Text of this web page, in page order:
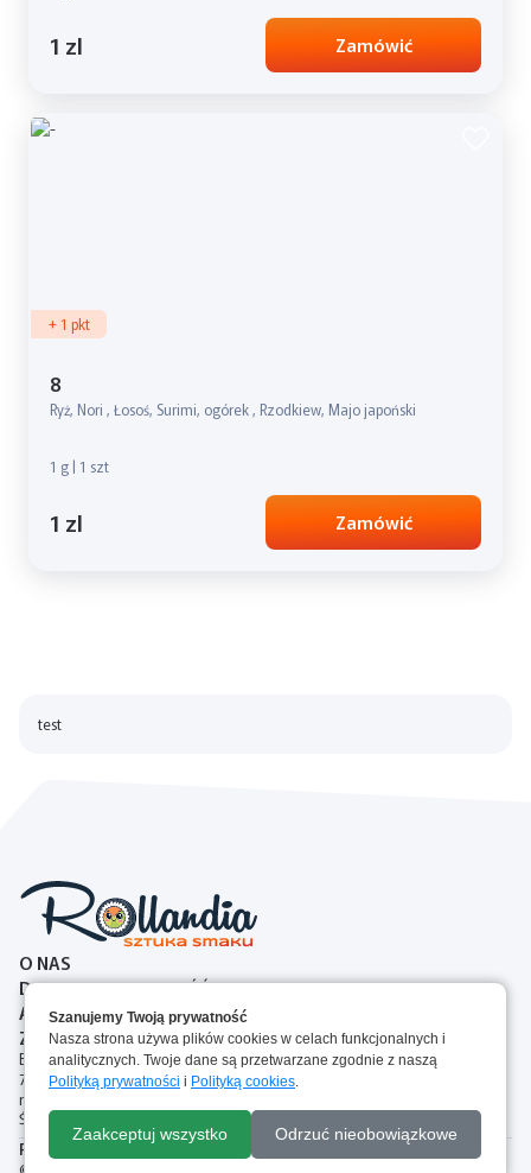
1 zl Zamówić
+ 1 pkt
8
Ryż, Nori , Łosoś, Surimi, ogórek , Rzodkiew, Majo japoński
1 g | 1 szt
1 zl Zamówić
test
Do koszyka
O NAS
DOSTAWA I PŁATNOŚĆ
ALERGENY
ZASADY ZWROTOW
Brejskiego 2A, 87-100 Toruń, Polska
727 00 77 44
rollandia.torun@gmail.com
Śledź nas:
© Rollandia 2025. Wszelkie prawa zastrzeżone
Polityka Plików Cookie Regulamin
Szanujemy Twoją prywatność
Nasza strona używa plików cookies w celach funkcjonalnych i
analitycznych. Twoje dane są przetwarzane zgodnie z naszą
Polityką prywatności i Polityką cookies.
Zaakceptuj wszystko Odrzuć nieobowiązkowe